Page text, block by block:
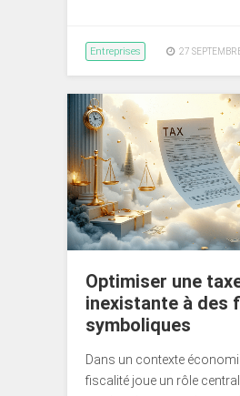
Entreprises 27
Optimiser une
inexistante à des
symboliques
Dans un contexte
fiscalité joue un rôle